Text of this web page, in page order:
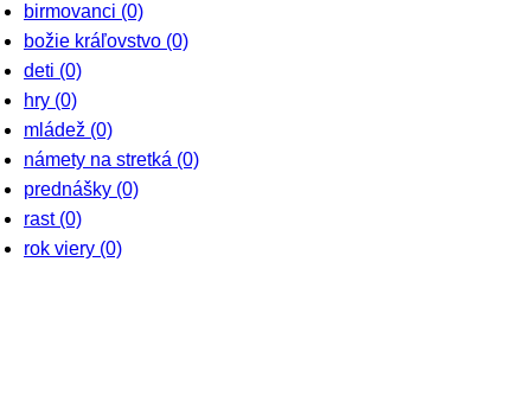
birmovanci (0)
božie kráľovstvo (0)
deti (0)
hry (0)
mládež (0)
námety na stretká (0)
prednášky (0)
rast(0)
rok viery (0)